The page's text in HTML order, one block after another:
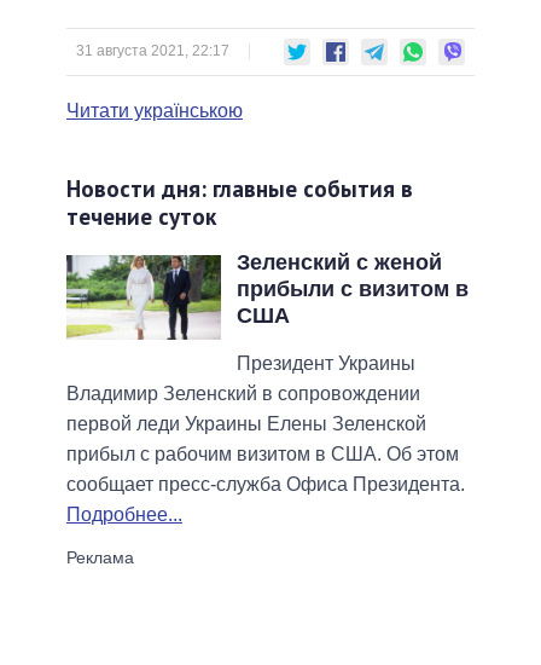
ДАЙДЖЕСТЫ
ВЕРХОВНАЯ РАДА
КАБИНЕТ МИНИСТРОВ
ПОДДЕРЖАТЬ
СРАВНЕНИЕ ПОЛИТИКОВ
31 августа 2021, 22:17
Читати українською
Новости дня: главные события в
течение суток
Зеленский с женой
прибыли с визитом в
США
Президент Украины
Владимир Зеленский в сопровождении
первой леди Украины Елены Зеленской
прибыл с рабочим визитом в США. Об этом
сообщает пресс-служба Офиса Президента.
Подробнее...